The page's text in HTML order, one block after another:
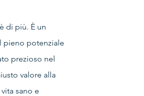
di più. È un
pieno potenziale
prezioso nel
valore alla
sano e